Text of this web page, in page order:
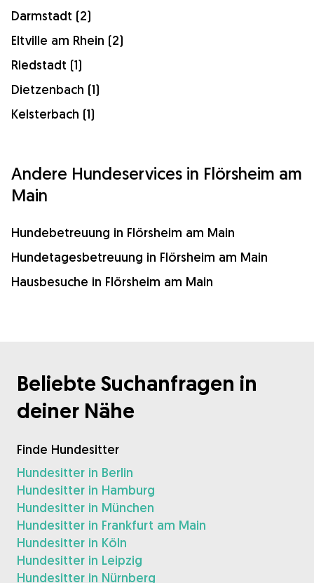
Darmstadt (2)
Eltville am Rhein (2)
Riedstadt (1)
Dietzenbach (1)
Kelsterbach (1)
Andere Hundeservices in Flörsheim am
Main
Hundebetreuung in Flörsheim am Main
Hundetagesbetreuung in Flörsheim am Main
Hausbesuche in Flörsheim am Main
Beliebte Suchanfragen in
deiner Nähe
Finde Hundesitter
Hundesitter in Berlin
Hundesitter in Hamburg
Hundesitter in München
Hundesitter in Frankfurt am Main
Hundesitter in Köln
Hundesitter in Leipzig
Hundesitter in Nürnberg